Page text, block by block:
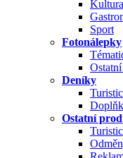
Kultura
Sport
Fotonálepky
Deníky
Ostatní